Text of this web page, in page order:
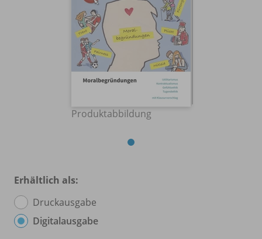
Produktabbildung
Erhältlich als:
Druckausgabe
Digitalausgabe